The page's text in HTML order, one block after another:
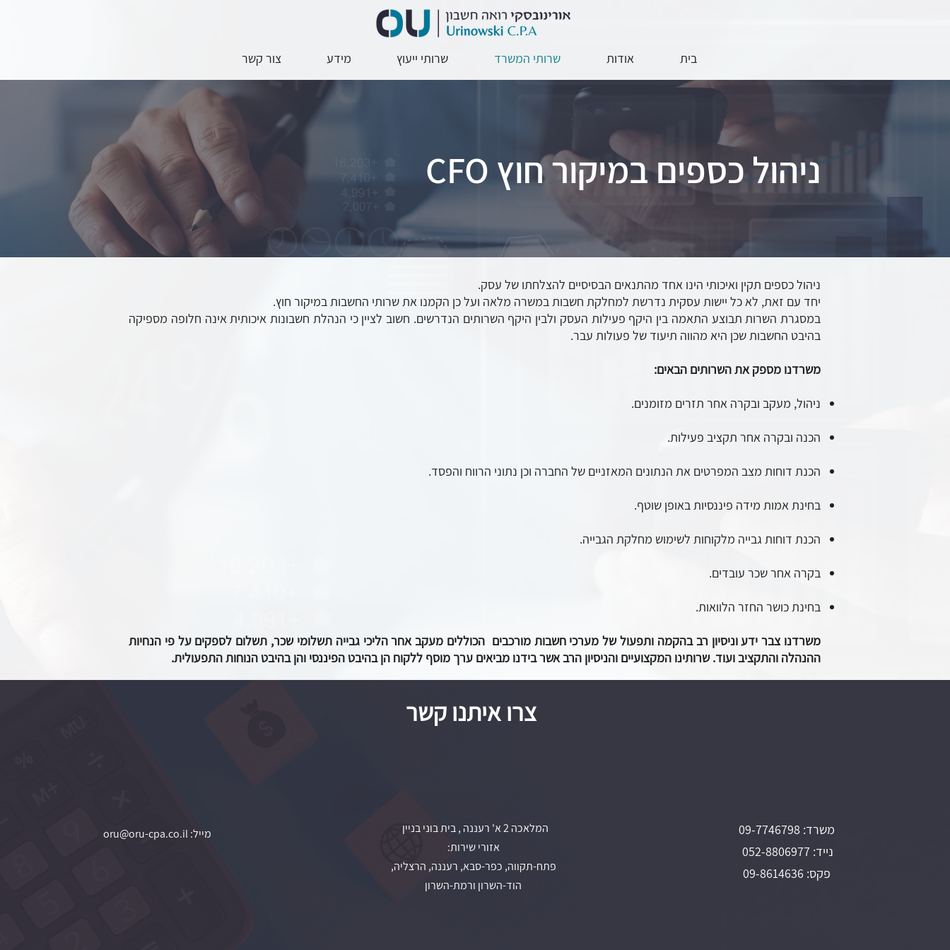
בית אודות שרותי המשרד שרותי ייעוץ מידע צור קשר
CFO ניהול כספים במיקור חוץ
ניהול כספים תקין ואיכותי הינו אחד מהתנאים הבסיסיים להצלחתו של עסק.
יחד עם זאת, לא כל יישות עסקית נדרשת למחלקת חשבות במשרה מלאה ועל כן הקמנו את שרותי החשבות במיקור חוץ.
במסגרת השרות תבוצע התאמה בין היקף פעילות העסק ולבין היקף השרותים הנדרשים. חשוב לציין כי הנהלת חשבונות איכותית אינה חלופה מספיקה
בהיבט החשבות שכן היא מהווה תיעוד של פעולות עבר.
משרדנו מספק את השרותים הבאים:
ניהול, מעקב ובקרה אחר תזרים מזומנים.
הכנה ובקרה אחר תקציב פעילות.
הכנת דוחות מצב המפרטים את הנתונים המאזניים של החברה וכן נתוני הרווח והפסד.
בחינת אמות מידה פיננסיות באופן שוטף.
הכנת דוחות גבייה מלקוחות לשימוש מחלקת הגבייה.
בקרה אחר שכר עובדים.
בחינת כושר החזר הלוואות.
משרדנו צבר ידע וניסיון רב בהקמה ותפעול של מערכי חשבות מורכבים הכוללים מעקב אחר הליכי גבייה תשלומי שכר, תשלום לספקים על פי הנחיות
ההנהלה והתקציב ועוד. שרותינו המקצועיים והניסיון הרב אשר בידנו מביאים ערך מוסף ללקוח הן בהיבט הפיננסי והן בהיבט הנוחות התפעולית.
צרו איתנו קשר
מייל:oru@oru-cpa.co.il
המלאכה 2 א' רעננה , בית בוני בניין
אזורי שירות:
פתח-תקווה, כפר-סבא, רעננה, הרצליה,
הוד-השרון ורמת-השרון
משרד: 09-7746798
נייד: 052-8806977
פקס: 09-8614636